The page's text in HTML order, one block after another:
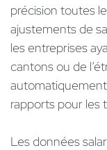
précision toutes
ajustements de
les entreprises
cantons ou de
rapports pour les
Les données